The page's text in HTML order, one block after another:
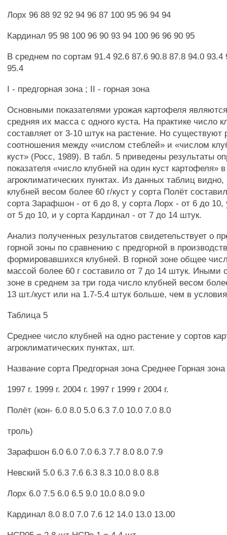
Лорх 96 88 92 92 94 96 87 100 95 96 94 94
Кардинал 95 98 100 96 90 93 94 100 96 96 90 95
В среднем по сортам 91.4 92.6 87.6 90.8 87.8 94.0 93.4
95.4
I - предгорная зона ; II - горная зона
Основными показателями урожая картофеля
средняя их масса с одного куста. На практике число
составляет от 3-10 штук на растение. Но существуют
соотношения между «числом стеблей» и «числом
куст» (Росс, 1989). В табл. 5 приведены результаты
показателя «число клубней на один куст картофеля»
агроклиматических пунктах. Из данных таблиц
клубней весом более 60 г/куст у сорта Полёт
сорта Зарафшон - от 6 до 8, у сорта Лорх - от 6 до 10,
от 5 до 10, и у сорта Кардинал - от 7 до 14 штук.
Анализ полученных результатов свидетельствует о
горной зоны по сравнению с предгорной в
формировавшихся клубней. В горной зоне общее
массой более 60 г составило от 7 до 14 штук. Иными
зоне в среднем за три года число клубней весом
13 шт./куст или на 1.7-5.4 штук больше, чем в
Таблица 5
Среднее число клубней на одно растение у сортов
агроклиматических пунктах, шт.
Название сорта Предгорная зона Среднее Горная
1997 г. 1999 г. 2004 г. 1997 г 1999 г 2004 г.
Полёт (кон- 6.0 8.0 5.0 6.3 7.0 10.0 7.0 8.0
троль)
Зарафшон 6.0 6.0 7.0 6.3 7.7 8.0 8.0 7.9
Невский 5.0 6.3 7.6 6.3 8.3 10.0 8.0 8.8
Лорх 6.0 7.5 6.0 6.5 9.0 10.0 8.0 9.0
Кардинал 8.0 8.0 7.0 7.6 12 14.0 13.0 13.00